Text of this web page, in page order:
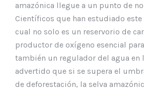
amazónica llegue a un punto de
Científicos que han estudiado este
cual no solo es un reservorio de
productor de oxígeno esencial
también un regulador del agua en
advertido que si se supera el
de deforestación, la selva